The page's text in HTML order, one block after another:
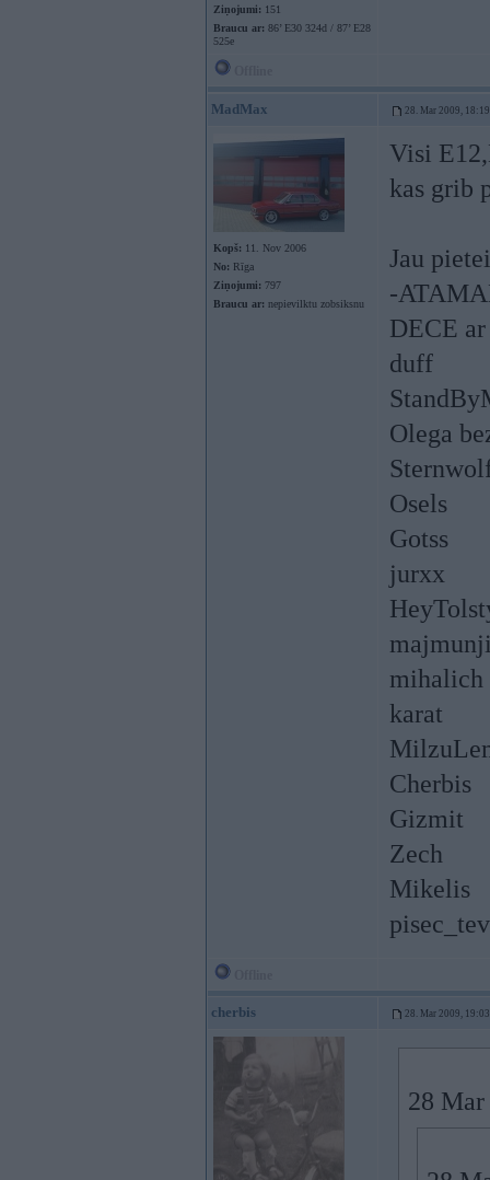
Ziņojumi: 151
Braucu ar: 86’ E30 324d / 87’ E28
525e
MadMax 28. Mar 2009, 18:19
Kopš: 11. Nov 2006
No: Rīga
Ziņojumi: 797
Braucu ar: nepievilktu zobsiksnu
Visi
kas grib
Jau
-
DECE
duff
Olega
Osels
Gotss
jurxx
mihalich
karat
Cherbis
Gizmit
Zech
Mikelis
cherbis 28. Mar 2009, 19:03
28